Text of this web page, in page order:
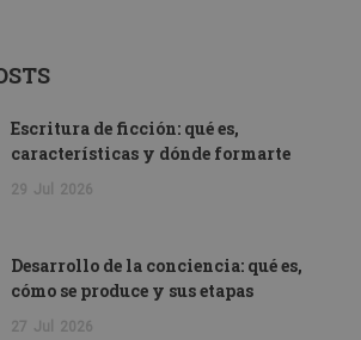
Escritura de ficción: qué es,
características y dónde formarte
29 Jul 2026
Desarrollo de la conciencia: qué es,
cómo se produce y sus etapas
27 Jul 2026